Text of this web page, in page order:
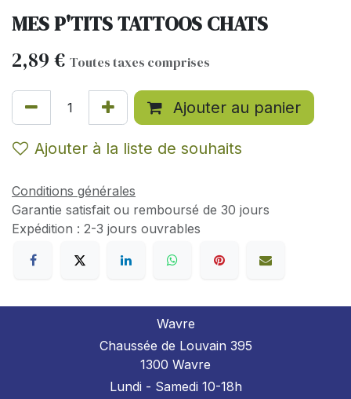
MES P'TITS TATTOOS CHATS
2,89 € Toutes taxes comprises
Ajouter au panier
Ajouter à la liste de souhaits
Conditions générales
Garantie satisfait ou remboursé de 30 jours
Expédition : 2-3 jours ouvrables
Wavre
Chaussée de Louvain 395
1300 Wavre
Lundi - Samedi 10-18h